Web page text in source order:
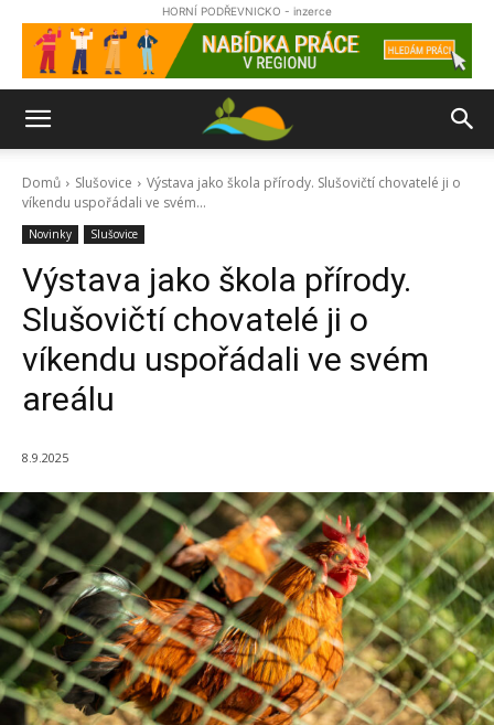
HORNÍ PODŘEVNICKO - inzerce
Domů Slušovice
Výstava jako škola přírody. Slušovičtí chovatelé ji o
víkendu uspořádali ve svém...
Novinky Slušovice
Výstava jako škola přírody.
Slušovičtí chovatelé ji o
víkendu uspořádali ve svém
areálu
8.9.2025